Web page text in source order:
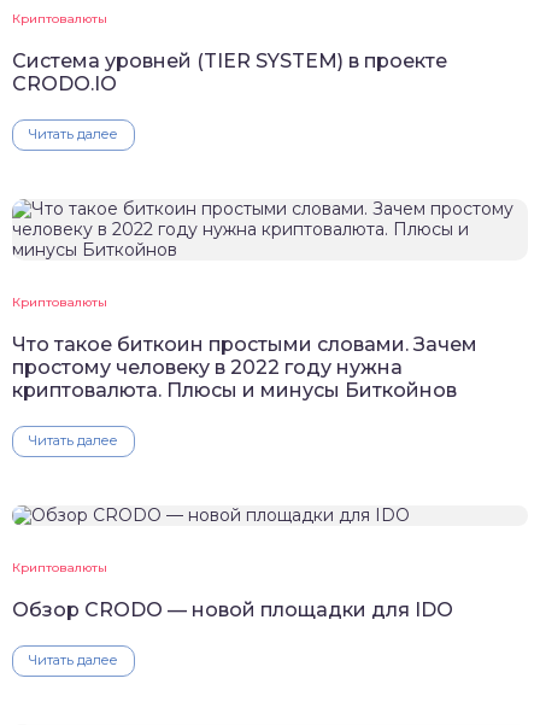
Криптовалюты
Система уровней (TIER SYSTEM) в проекте
CRODO.IO
Читать далее
Криптовалюты
Что такое биткоин простыми словами. Зачем
простому человеку в 2022 году нужна
криптовалюта. Плюсы и минусы Биткойнов
Читать далее
Криптовалюты
Обзор CRODO — новой площадки для IDO
Читать далее